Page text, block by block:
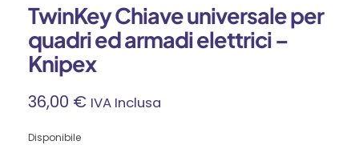
TwinKey Chiave universale per
quadri ed armadi elettrici –
Knipex
36,00 € IVA Inclusa
Disponibile